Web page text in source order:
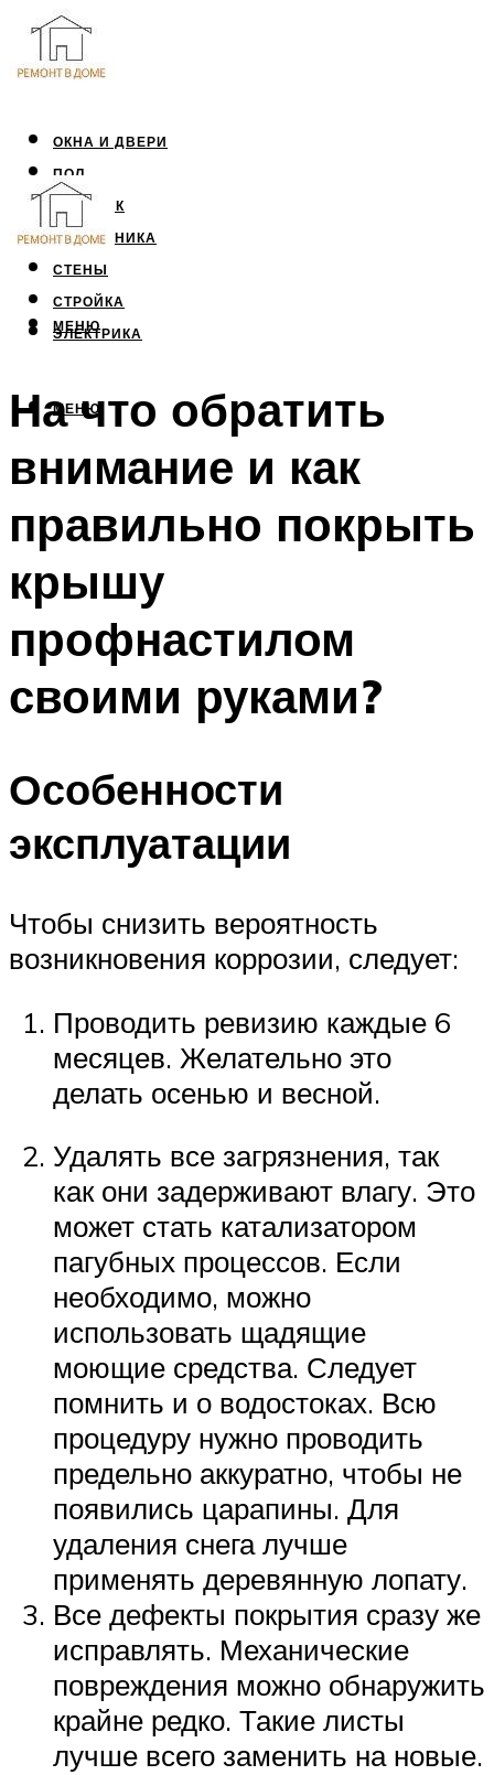
ОКНА И ДВЕРИ
ПОЛ
ПОТОЛОК
САНТЕХНИКА
СТЕНЫ
СТРОЙКА
ЭЛЕКТРИКА
МЕНЮ
МЕНЮ
На что обратить
внимание и как
правильно покрыть
крышу
профнастилом
своими руками?
Особенности
эксплуатации
Чтобы снизить вероятность
возникновения коррозии, следует:
Проводить ревизию каждые 6
месяцев. Желательно это
делать осенью и весной.
Удалять все загрязнения, так
как они задерживают влагу. Это
может стать катализатором
пагубных процессов. Если
необходимо, можно
использовать щадящие
моющие средства. Следует
помнить и о водостоках. Всю
процедуру нужно проводить
предельно аккуратно, чтобы не
появились царапины. Для
удаления снега лучше
применять деревянную лопату.
Все дефекты покрытия сразу же
исправлять. Механические
повреждения можно обнаружить
крайне редко. Такие листы
лучше всего заменить на новые.